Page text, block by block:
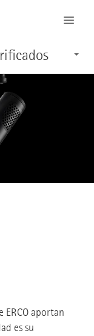
ERCO aportan
es su